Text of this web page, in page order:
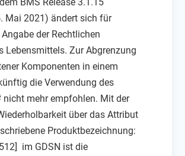
Mai 2021) ändert sich für
der Rechtlichen
Lebensmittels. Zur Abgrenzung
Komponenten in einem
die Verwendung des
nicht mehr empfohlen. Mit der
über das Attribut
Produktbezeichnung:
im GDSN ist die